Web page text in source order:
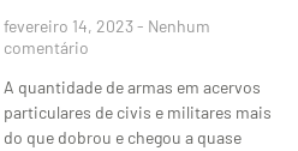
fevereiro 14, 2023 Nenhum
comentário
A quantidade de armas em acervos
particulares de civis e militares mais
do que dobrou e chegou a quase